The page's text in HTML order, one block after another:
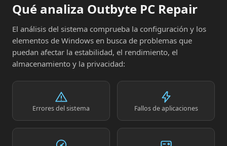
Qué analiza Outbyte PC Repair
El análisis del sistema comprueba la configuración y los
elementos de Windows en busca de problemas que
puedan afectar la estabilidad, el rendimiento, el
almacenamiento y la privacidad:
Errores del sistema Fallos de aplicaciones